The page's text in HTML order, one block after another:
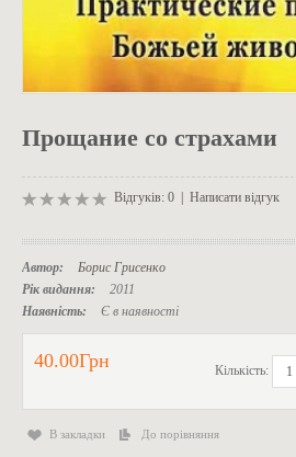
Прощание со страхами
Відгуків: 0 Написати відгук
Автор:
Борис Грисенко
Рік видання:
2011
Наявність:
Є в наявності
40.00Грн Кількість:
В закладки До порівняння